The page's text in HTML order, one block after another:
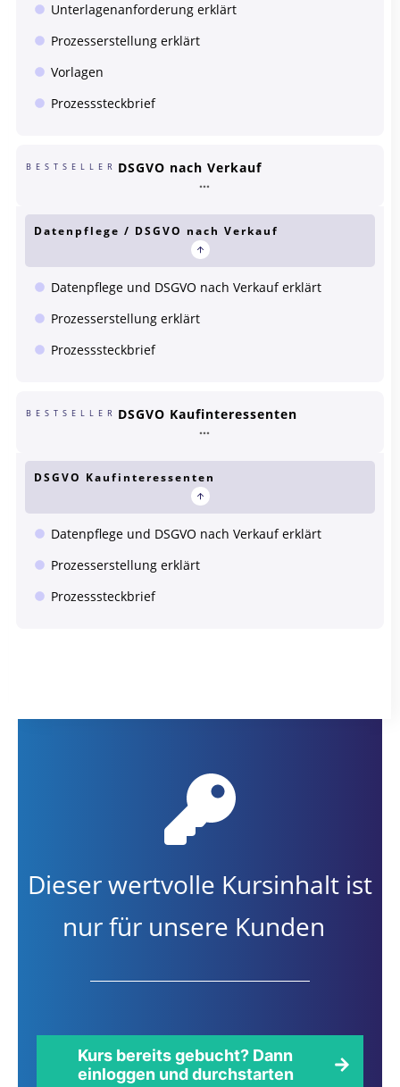
Dieser wertvolle Kursinhalt ist
nur für unsere Kunden
Kurs bereits gebucht? Dann
einloggen und durchstarten
Unterlagenanforderung erklärt
Prozesserstellung erklärt
Vorlagen
Prozesssteckbrief
BESTSELLER DSGVO nach Verkauf
Datenpflege / DSGVO nach Verkauf
Datenpflege und DSGVO nach Verkauf erklärt
Prozesserstellung erklärt
Prozesssteckbrief
BESTSELLER DSGVO Kaufinteressenten
DSGVO Kaufinteressenten
Datenpflege und DSGVO nach Verkauf erklärt
Prozesserstellung erklärt
Prozesssteckbrief